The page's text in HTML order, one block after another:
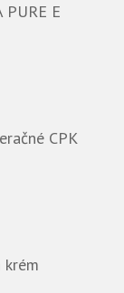
PURE E
CPK
krém